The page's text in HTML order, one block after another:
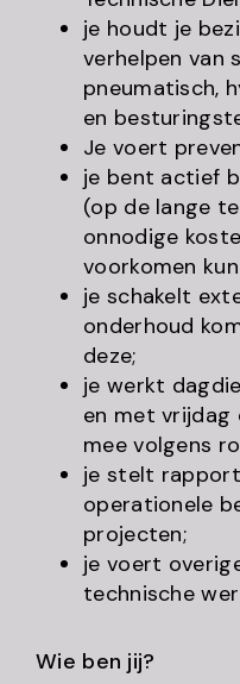
je houdt je
verhelpen van
pneumatisch,
en
Je voert
je bent actief
(op de lange
onnodige
voorkomen
je schakelt
onderhoud
deze;
je werkt
en met
mee volgens
je stelt
operationele
projecten;
je voert
technische
Wie ben jij?